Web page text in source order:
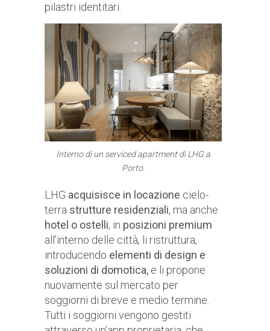
pilastri identitari.
Interno di un serviced apartment di LHG a
Porto.
LHG acquisisce in locazione cielo-
terra strutture residenziali, ma anche
hotel o ostelli, in posizioni premium
all’interno delle città, li ristruttura,
introducendo elementi di design e
soluzioni di domotica, e li propone
nuovamente sul mercato per
soggiorni di breve e medio termine.
Tutti i soggiorni vengono gestiti